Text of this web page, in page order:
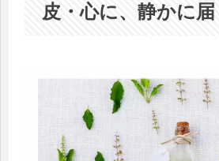
皮・心に、静かに